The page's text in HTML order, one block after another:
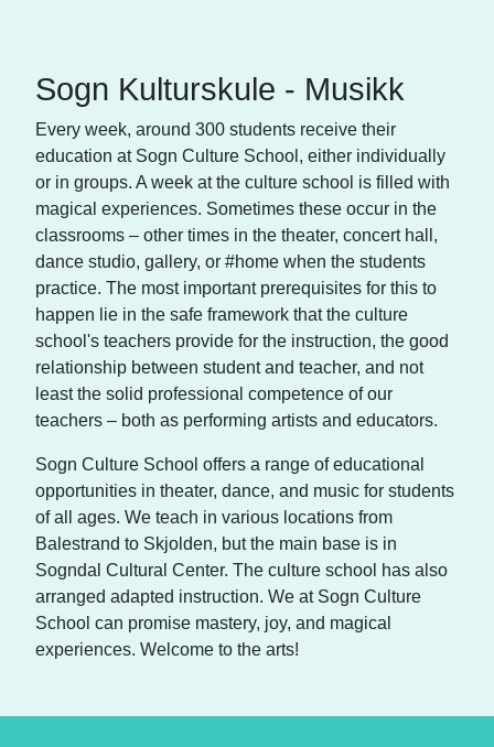
Sogn Kulturskule - Musikk
Every week, around 300 students receive their
education at Sogn Culture School, either individually
or in groups. A week at the culture school is filled with
magical experiences. Sometimes these occur in the
classrooms – other times in the theater, concert hall,
dance studio, gallery, or #home when the students
practice. The most important prerequisites for this to
happen lie in the safe framework that the culture
school's teachers provide for the instruction, the good
relationship between student and teacher, and not
least the solid professional competence of our
teachers – both as performing artists and educators.
Sogn Culture School offers a range of educational
opportunities in theater, dance, and music for students
of all ages. We teach in various locations from
Balestrand to Skjolden, but the main base is in
Sogndal Cultural Center. The culture school has also
arranged adapted instruction. We at Sogn Culture
School can promise mastery, joy, and magical
experiences. Welcome to the arts!